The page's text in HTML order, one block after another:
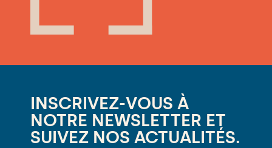
INSCRIVEZ-VOUS À
NOTRE NEWSLETTER ET
SUIVEZ NOS ACTUALITÉS.